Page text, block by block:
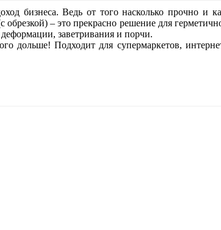
бизнеса. Ведь от того насколько прочно и
– это прекрасно решение для
заветривания и порчи.
дольше! Подходит для супермаркетов,